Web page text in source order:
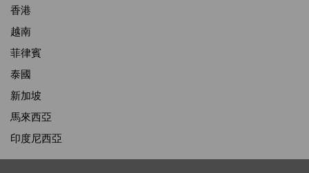
香港
越南
菲律賓
泰國
新加坡
馬來西亞
印度尼西亞